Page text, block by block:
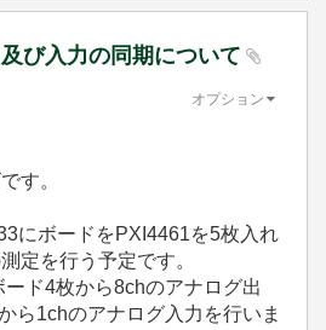
び入力の同期について
オプション
す。
にボードをPXI4461を5枚入れ
定を行う予定です。
ド4枚から8chのアナログ出
ら1chのアナログ入力を行いま